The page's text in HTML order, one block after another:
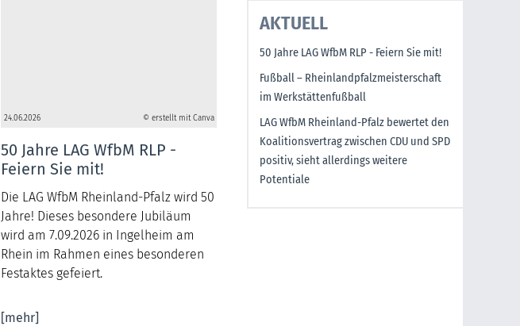
24.06.2026 © erstellt mit Canva
50 Jahre LAG WfbM RLP -
Feiern Sie mit!
Die LAG WfbM Rheinland-Pfalz wird 50
Jahre! Dieses besondere Jubiläum
wird am 7.09.2026 in Ingelheim am
Rhein im Rahmen eines besonderen
Festaktes gefeiert.
[mehr]
AKTUELL
50 Jahre LAG WfbM RLP - Feiern Sie mit!
Fußball – Rheinlandpfalzmeisterschaft
im Werkstättenfußball
LAG WfbM Rheinland-Pfalz bewertet den
Koalitionsvertrag zwischen CDU und SPD
positiv, sieht allerdings weitere
Potentiale